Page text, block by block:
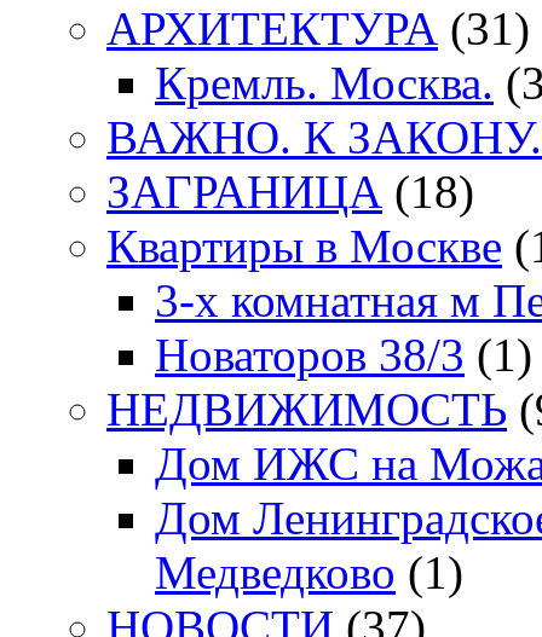
АРХИТЕКТУРА (31)
Кремль. Москва.
ВАЖНО. К ЗАКОНУ.
ЗАГРАНИЦА (18)
Квартиры в Москве
3-х комнатная м
Новаторов 38/3 (1)
НЕДВИЖИМОСТЬ
Дом ИЖС на
Дом
Медведково (1)
НОВОСТИ (37)